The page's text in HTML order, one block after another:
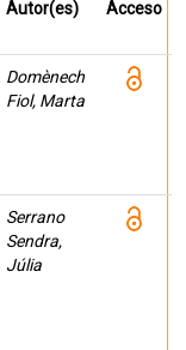
Autor(es) Acceso
Domènech
Fiol, Marta
Serrano
Sendra,
Júlia